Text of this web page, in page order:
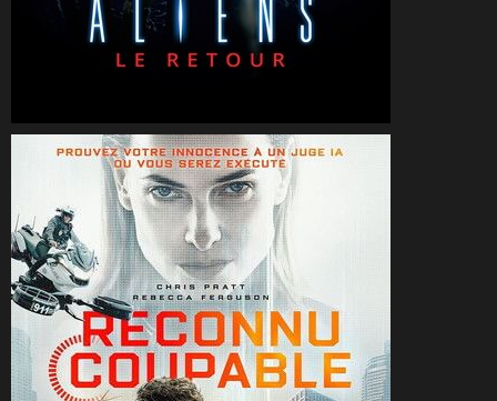
CineSam 24 janvier 2026